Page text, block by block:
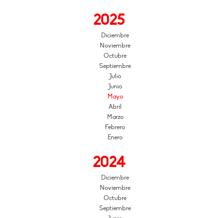
2025
Diciembre
Noviembre
Octubre
Septiembre
Julio
Junio
Mayo
Abril
Marzo
Febrero
Enero
2024
Diciembre
Noviembre
Octubre
Septiembre